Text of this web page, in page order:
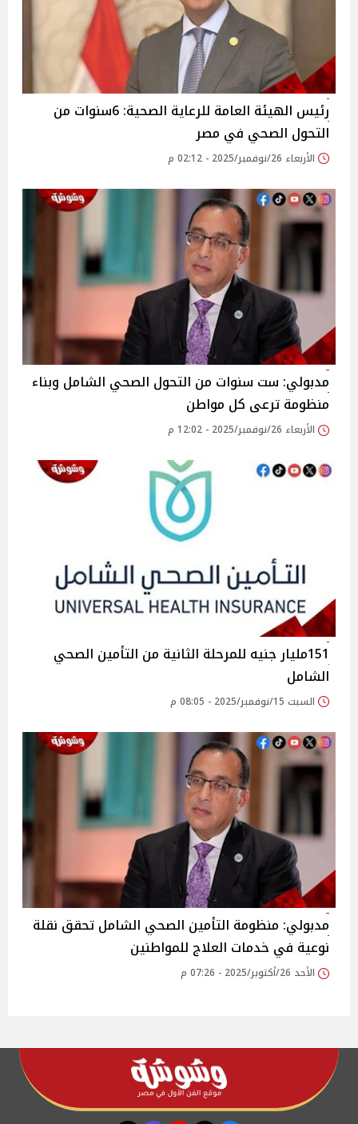
رئيس الهيئة العامة للرعاية الصحية: 6سنوات من
التحول الصحي في مصر
الأربعاء 26/نوفمبر/2025 - 02:12 م
مدبولي: ست سنوات من التحول الصحي الشامل وبناء
منظومة ترعى كل مواطن
الأربعاء 26/نوفمبر/2025 - 12:02 م
151مليار جنيه للمرحلة الثانية من التأمين الصحي
الشامل
السبت 15/نوفمبر/2025 - 08:05 م
مدبولي: منظومة التأمين الصحي الشامل تحقق نقلة
نوعية في خدمات العلاج للمواطنين
الأحد 26/أكتوبر/2025 - 07:26 م